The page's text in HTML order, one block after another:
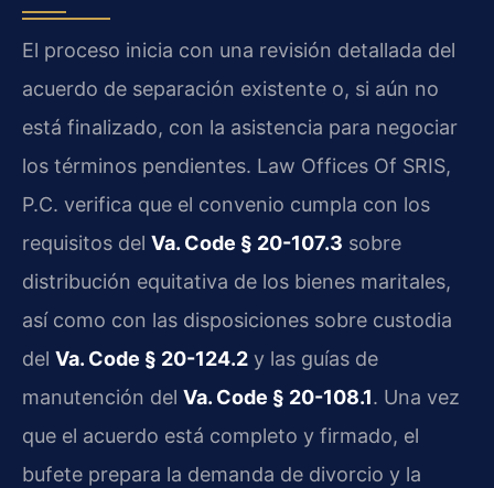
El proceso inicia con una revisión detallada del
acuerdo de separación existente o, si aún no
está finalizado, con la asistencia para negociar
los términos pendientes. Law Offices Of SRIS,
P.C. verifica que el convenio cumpla con los
requisitos del Va. Code § 20-107.3 sobre
distribución equitativa de los bienes maritales,
así como con las disposiciones sobre custodia
del Va. Code § 20-124.2 y las guías de
manutención del Va. Code § 20-108.1. Una vez
que el acuerdo está completo y firmado, el
bufete prepara la demanda de divorcio y la